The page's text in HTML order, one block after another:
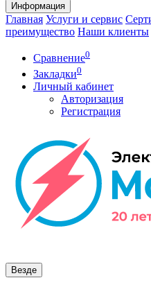
Информация
Главная Услуги и сервис
преимущество Наши клиенты
Сравнение0
Закладки0
Личный кабинет
Авторизация
Регистрация
Везде